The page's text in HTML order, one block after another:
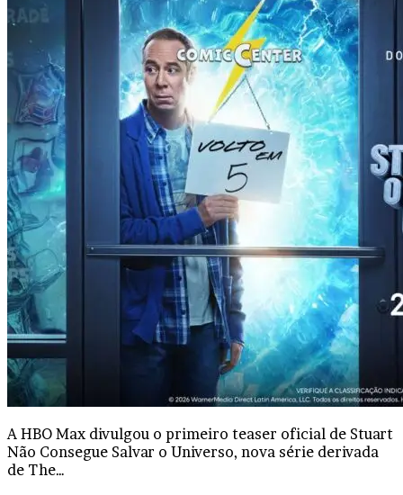
A HBO Max divulgou o primeiro teaser oficial de Stuart
Não Consegue Salvar o Universo, nova série derivada
de The…